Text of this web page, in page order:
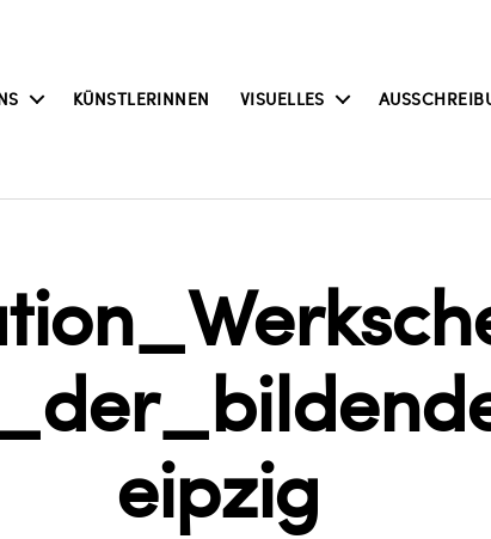
KÜNSTLERINNEN VISUELLES
eipzig